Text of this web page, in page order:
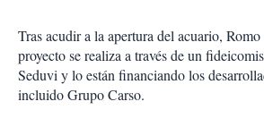
Tras acudir a la apertura del acuario,
proyecto se realiza a través de un
Seduvi y lo están financiando los
incluido Grupo Carso.